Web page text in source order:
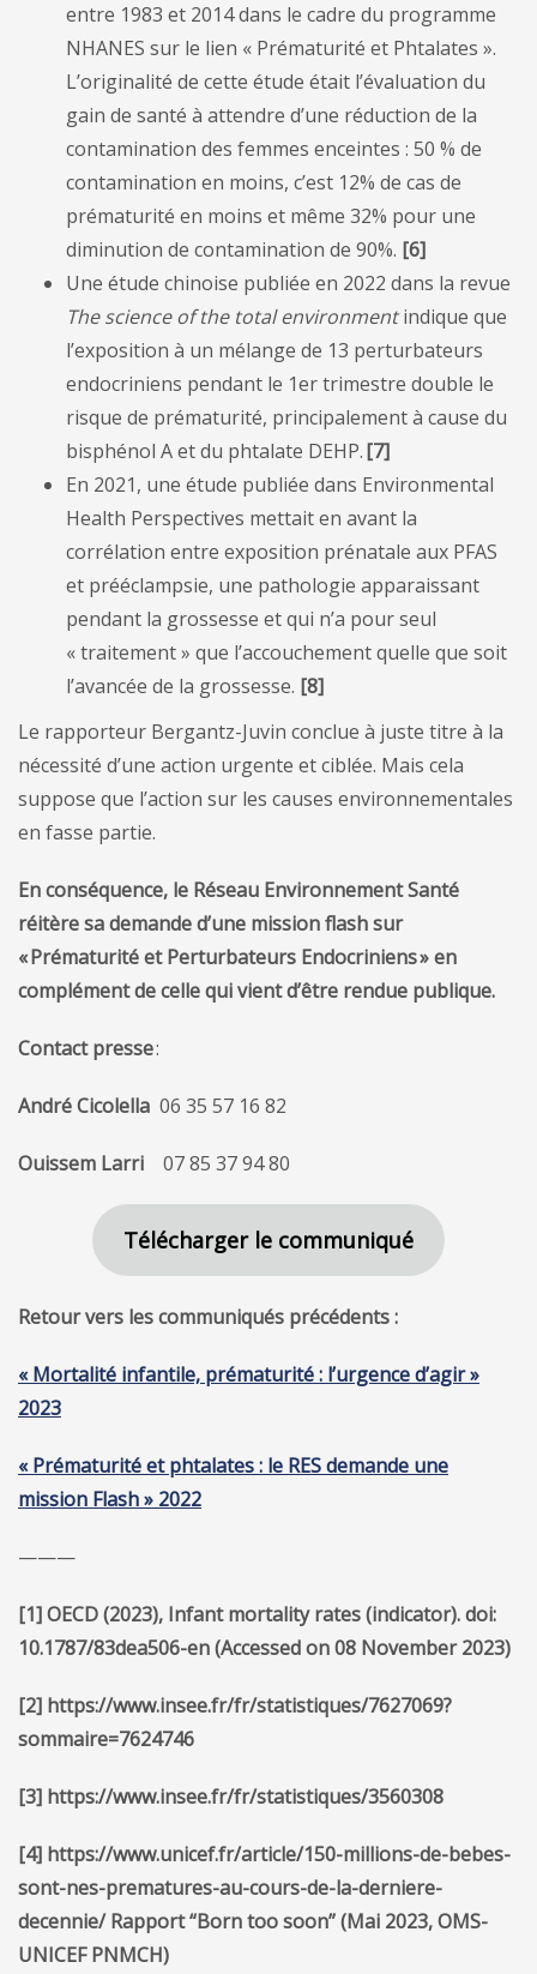
entre 1983 et 2014 dans le cadre du programme
NHANES sur le lien « Prématurité et Phtalates ».
L’originalité de cette étude était l’évaluation du
gain de santé à attendre d’une réduction de la
contamination des femmes enceintes : 50 % de
contamination en moins, c’est 12% de cas de
prématurité en moins et même 32% pour une
diminution de contamination de 90%. [6]
Une étude chinoise publiée en 2022 dans la revue
The science of the total environmentindique que
l’exposition à un mélange de 13 perturbateurs
endocriniens pendant le 1er trimestre double le
risque de prématurité, principalement à cause du
bisphénol A et du phtalate DEHP.[7]
En 2021, une étude publiée dans Environmental
Health Perspectives mettait en avant la
corrélation entre exposition prénatale aux PFAS
et prééclampsie, une pathologie apparaissant
pendant la grossesse et qui n’a pour seul
« traitement » que l’accouchement quelle que soit
l’avancée de la grossesse. [8]
Le rapporteur Bergantz-Juvin conclue à juste titre à la
nécessité d’une action urgente et ciblée. Mais cela
suppose que l’action sur les causes environnementales
en fasse partie.
En conséquence, le Réseau Environnement Santé
réitère sa demande d’une mission flash sur
« Prématurité et Perturbateurs Endocriniens » en
complément de celle qui vient d’être rendue publique.
Contact presse:
André Cicolella 06 35 57 16 82
Ouissem Larri 07 85 37 94 80
Télécharger le communiqué
Retour vers les communiqués précédents :
« Mortalité infantile, prématurité : l’urgence d’agir »
2023
« Prématurité et phtalates : le RES demande une
mission Flash » 2022
———
[1]OECD (2023), Infant mortality rates (indicator). doi:
10.1787/83dea506-en (Accessed on 08 November 2023)
[2] https://www.insee.fr/fr/statistiques/7627069?
sommaire=7624746
[3] https://www.insee.fr/fr/statistiques/3560308
[4] https://www.unicef.fr/article/150-millions-de-bebes-
sont-nes-prematures-au-cours-de-la-derniere-
decennie/ Rapport “Born too soon” (Mai 2023, OMS-
UNICEF PNMCH)